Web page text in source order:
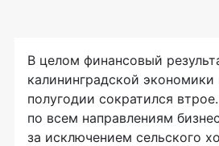
В целом финансовый
калининградской
полугодии сократился
по всем направлениям
за исключением сельского